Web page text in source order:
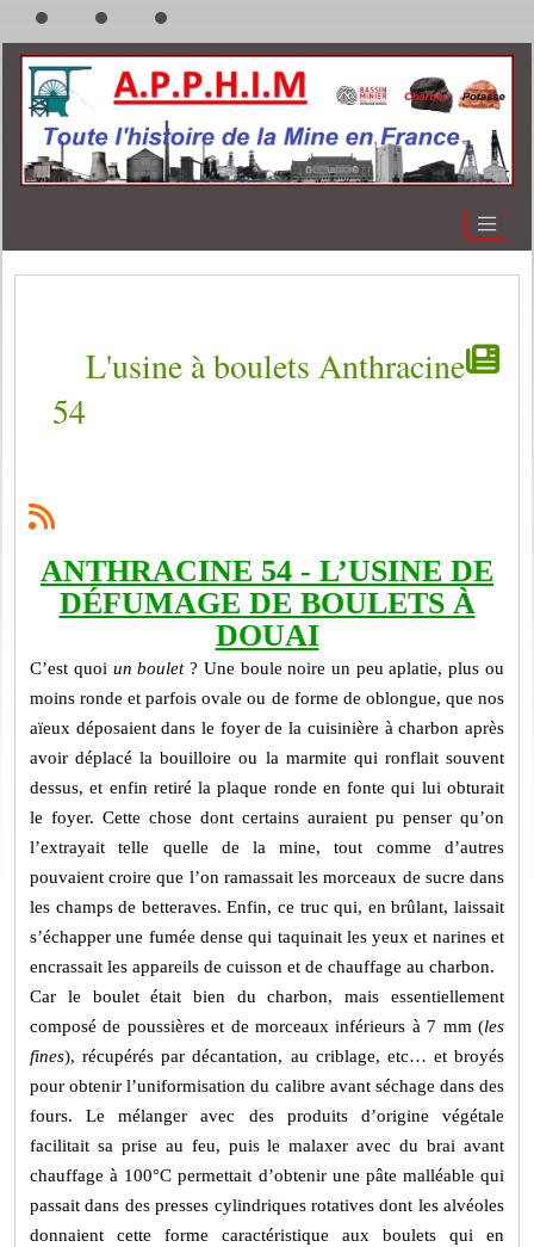
L'usine à boulets Anthracine
54
ANTHRACINE 54 - L’USINE DE
DÉFUMAGE DE BOULETS À
DOUAI
C’est quoi un boulet? Une boule noire un peu aplatie, plus ou
moins ronde et parfois ovale ou de forme de oblongue, que nos
aïeux déposaient dans le foyer de la cuisinière à charbon après
avoir déplacé la bouilloire ou la marmite qui ronflait souvent
dessus, et enfin retiré la plaque ronde en fonte qui lui obturait
le foyer. Cette chose dont certains auraient pu penser qu’on
l’extrayait telle quelle de la mine, tout comme d’autres
pouvaient croire que l’on ramassait les morceaux de sucre dans
les champs de betteraves. Enfin, ce truc qui, en brûlant, laissait
s’échapper une fumée dense qui taquinait les yeux et narines et
encrassait les appareils de cuisson et de chauffage au charbon.
Car le boulet était bien du charbon, mais essentiellement
composé de poussières et de morceaux inférieurs à 7 mm (les
fines), récupérés par décantation, au criblage, etc… et broyés
pour obtenir l’uniformisation du calibre avant séchage dans des
fours. Le mélanger avec des produits d’origine végétale
facilitait sa prise au feu, puis le malaxer avec du brai avant
chauffage à 100°C permettait d’obtenir une pâte malléable qui
passait dans des presses cylindriques rotatives dont les alvéoles
donnaient cette forme caractéristique aux boulets qui en